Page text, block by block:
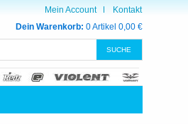
Mein Account
Kontakt
Dein Warenkorb: 0 Artikel 0,00 €